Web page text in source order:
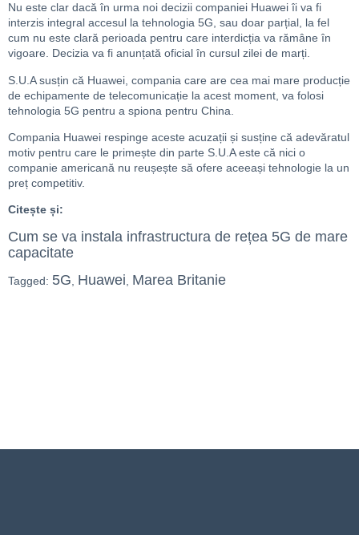
Nu este clar dacă în urma noi decizii companiei Huawei îi va fi
interzis integral accesul la tehnologia 5G, sau doar parțial, la fel
cum nu este clară perioada pentru care interdicția va rămâne în
vigoare. Decizia va fi anunțată oficial în cursul zilei de marți.
S.U.A susțin că Huawei, compania care are cea mai mare producție
de echipamente de telecomunicație la acest moment, va folosi
tehnologia 5G pentru a spiona pentru China.
Compania Huawei respinge aceste acuzații și susține că adevăratul
motiv pentru care le primește din parte S.U.A este că nici o
companie americană nu reușește să ofere aceeași tehnologie la un
preț competitiv.
Citește și:
Cum se va instala infrastructura de rețea 5G de mare
capacitate
Tagged: 5G Huawei Marea Britanie